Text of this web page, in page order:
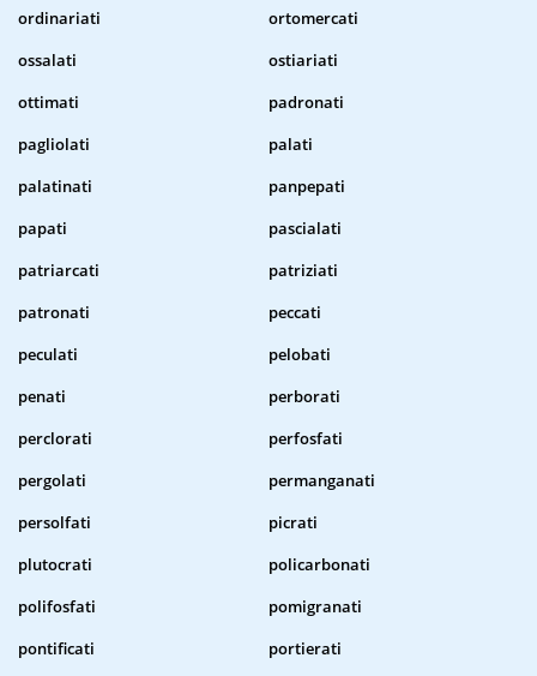
ordinariati
ortomercati
ossalati
ostiariati
ottimati
padronati
pagliolati
palati
palatinati
panpepati
papati
pascialati
patriarcati
patriziati
patronati
peccati
peculati
pelobati
penati
perborati
perclorati
perfosfati
pergolati
permanganati
persolfati
picrati
plutocrati
policarbonati
polifosfati
pomigranati
pontificati
portierati